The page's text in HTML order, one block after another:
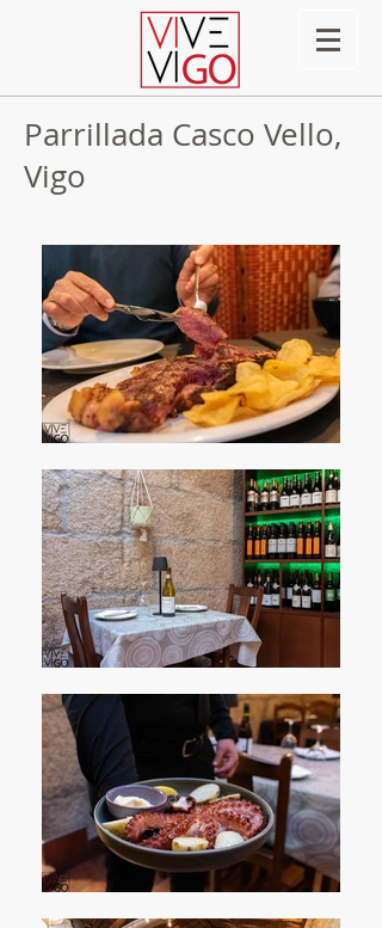
Parrillada Casco Vello,
Vigo